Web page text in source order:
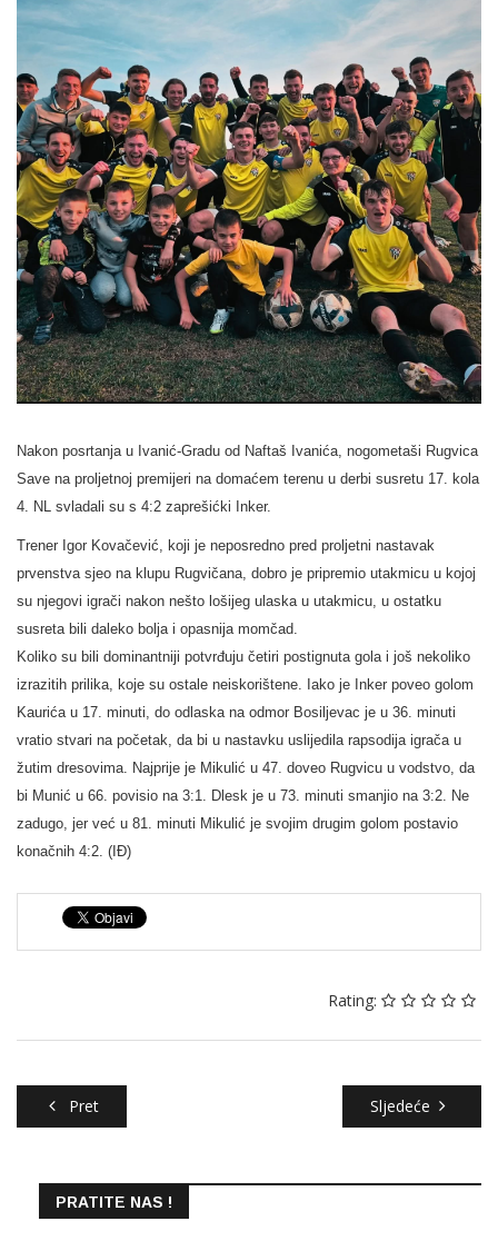
Nakon posrtanja u Ivanić-Gradu od Naftaš Ivanića, nogometaši Rugvica
Save na proljetnoj premijeri na domaćem terenu u derbi susretu 17. kola
4. NL svladali su s 4:2 zaprešićki Inker.
Trener Igor Kovačević, koji je neposredno pred proljetni nastavak
prvenstva sjeo na klupu Rugvičana, dobro je pripremio utakmicu u kojoj
su njegovi igrači nakon nešto lošijeg ulaska u utakmicu, u ostatku
susreta bili daleko bolja i opasnija momčad.
Koliko su bili dominantniji potvrđuju četiri postignuta gola i još nekoliko
izrazitih prilika, koje su ostale neiskorištene. Iako je Inker poveo golom
Kaurića u 17. minuti, do odlaska na odmor Bosiljevac je u 36. minuti
vratio stvari na početak, da bi u nastavku uslijedila rapsodija igrača u
žutim dresovima. Najprije je Mikulić u 47. doveo Rugvicu u vodstvo, da
bi Munić u 66. povisio na 3:1. Dlesk je u 73. minuti smanjio na 3:2. Ne
zadugo, jer već u 81. minuti Mikulić je svojim drugim golom postavio
konačnih 4:2. (IĐ)
Rating:
Pret Sljedeće
PRATITE NAS !